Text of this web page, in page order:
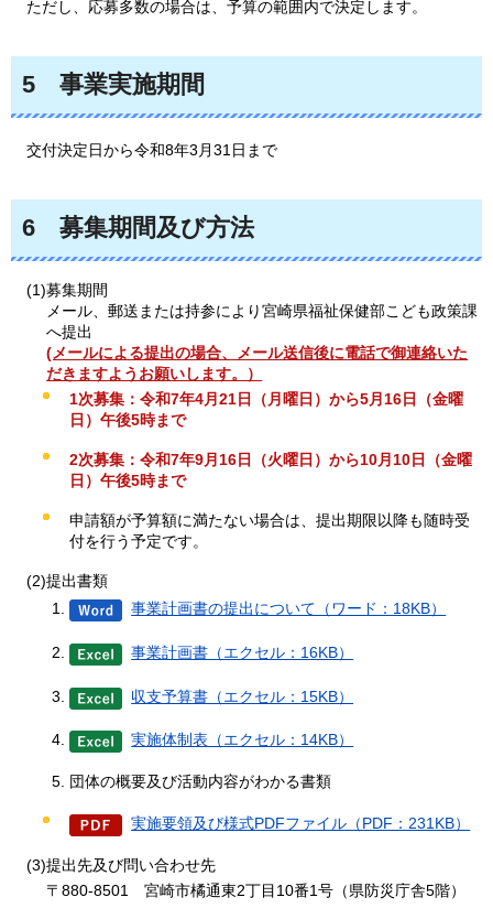
ただし 、応募多数の場合は、予算の範囲内で決定します。
5 事業実施期間
交付決定日から令和8年3月31日まで
6 募集期間及び方法
(1)募集期間
メール、郵送または持参により宮崎県福祉保健部こども政策課
へ提出
(メールによる提出の場合、メール送信後に電話で御連絡いた
だきますようお願いします。）
1次募集：令和7年4月21日（月曜日）から5月16日（金曜
日）午後5時まで
2次募集：令和7年9月16日（火曜日）から10月10日（金曜
日）午後5時まで
申請額が予算額に満たない場合は、提出期限以降も随時受
付を行う予定です。
(2)提出書類
事業計画書の提出について（ワード：18KB）
事業計画書（エクセル：16KB）
収支予算書（エクセル：15KB）
実施体制表（エクセル：14KB）
団体の概要及び活動内容がわかる書類
実施要領及び様式PDFファイル（PDF：231KB）
(3)提出先及び問い合わせ先
〒880-8501
宮崎市橘通東2丁目10番1号（県防災庁舎5階）